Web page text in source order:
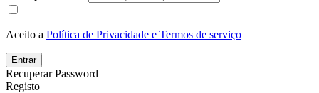
Aceito a Política de Privacidade e Termos de serviço
Entrar
Recuperar Password
Registo